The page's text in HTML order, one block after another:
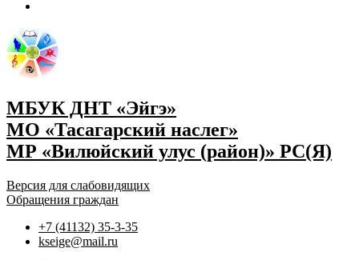
МБУК ДНТ «Эйгэ»
МО «Тасагарский наслег»
МР «Вилюйский улус (район)» РС(Я)
Версия для слабовидящих
Обращения граждан
+7 (41132) 35-3-35
kseige@mail.ru